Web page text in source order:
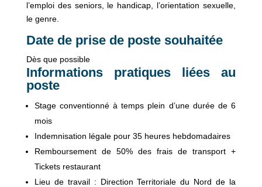
l’emploi des seniors, le handicap, l’orientation sexuelle,
le genre.
Date de prise de poste souhaitée
Dès que possible
Informations pratiques liées au
poste
Stage conventionné à temps plein d’une durée de 6
mois
Indemnisation légale pour 35 heures hebdomadaires
Remboursement de 50% des frais de transport +
Tickets restaurant
Lieu de travail : Direction Territoriale du Nord de la